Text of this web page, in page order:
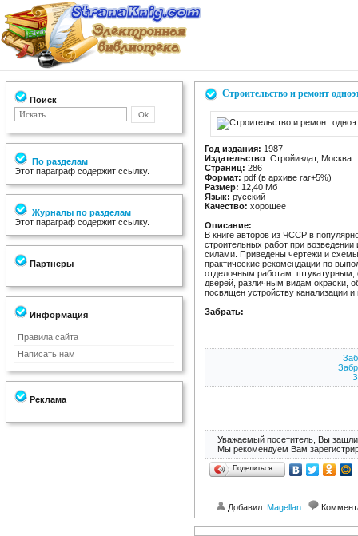
Поиск
По разделам
Этот параграф содержит ссылку.
Журналы по разделам
Этот параграф содержит ссылку.
Партнеры
Информация
Правила сайта
Написать нам
Реклама
Строительство и ремонт
Год издания: 1987
Издательство: Стройиздат, Москва
Страниц: 286
Формат: pdf (в архиве rar+5%)
Размер: 12,40 Мб
Язык: русский
Качество: хорошее
Описание:
В книге авторов из ЧССР в
строительных работ при
силами. Приведены чертежи и
практические рекомендации по
отделочным работам: штукатурным,
дверей, различным видам окраски,
посвящен устройству канализации и
Забрать:
Уважаемый посетитель, Вы зашли
Мы рекомендуем Вам
Поделиться…
Добавил: Magellan